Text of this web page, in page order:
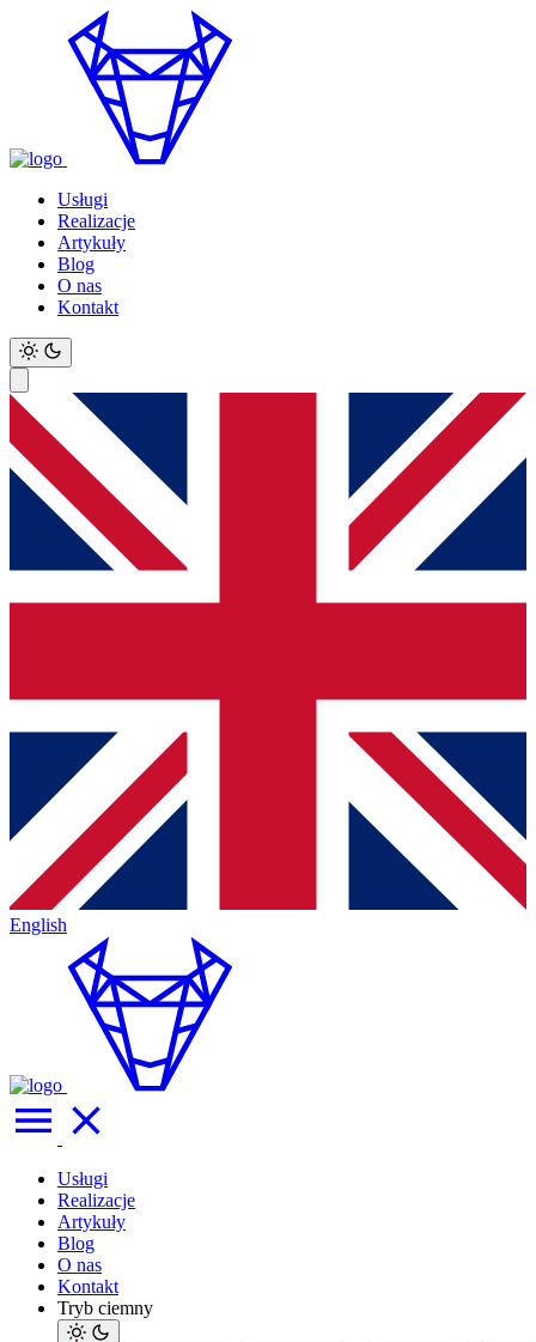
Usługi
Realizacje
Artykuły
Blog
O nas
Kontakt
English
Usługi
Realizacje
Artykuły
Blog
O nas
Kontakt
Tryb ciemny